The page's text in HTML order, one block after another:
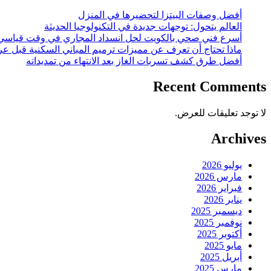
أفضل وصفات البيتزا لتحضيرها في المنزل
العالم يتحول: توجهات جديدة في التكنولوجيا الحديثة
أسرع فني صحي بالكويت لحل انسداد المجاري في وقت
ماذا تحتاج أن تعرف عن مميزات ترميم المباني السكنية قبل
أفضل طرق كشف تسربات الغاز بعد الانتهاء من تمديداته
Recent Comments
لا توجد تعليقات للعرض.
Archives
يوليو 2026
مارس 2026
فبراير 2026
يناير 2026
ديسمبر 2025
نوفمبر 2025
أكتوبر 2025
مايو 2025
أبريل 2025
مارس 2025